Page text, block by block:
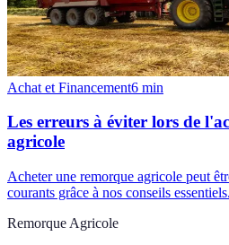
Achat et Financement6 min
Les erreurs à éviter lors de
agricole
Acheter une remorque agricole peut
courants grâce à nos conseils essentiels.
Remorque Agricole